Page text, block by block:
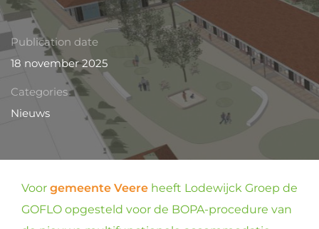
Publication date
18 november 2025
Categories
Nieuws
Voor gemeente Veere heeft Lodewijck Groep de
GOFLO opgesteld voor de BOPA-procedure van